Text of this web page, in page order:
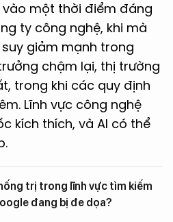
vào một thời điểm đáng
ty công nghệ, khi mà
giảm mạnh trong
chậm lại, thị trường
trong khi các quy định
Lĩnh vực công nghệ
kích thích, và AI có thể
trị trong lĩnh vực tìm kiếm
đang bị đe dọa?